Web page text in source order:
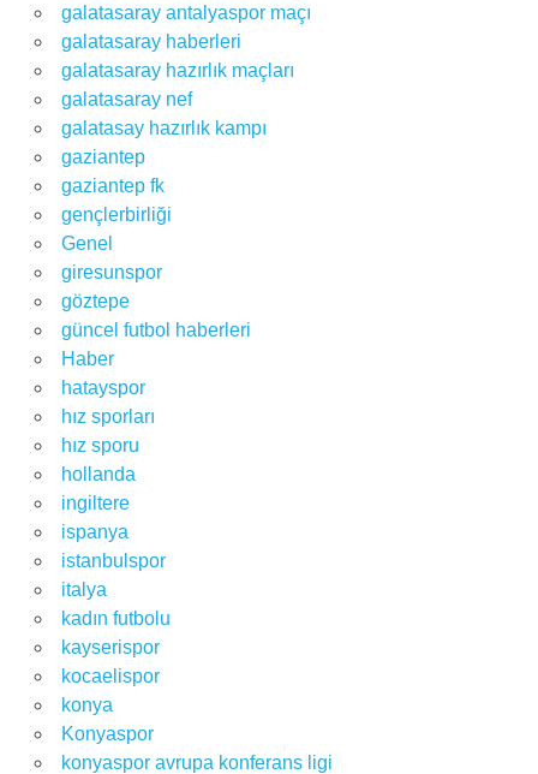
galatasaray antalyaspor maçı
galatasaray haberleri
galatasaray hazırlık maçları
galatasaray nef
galatasay hazırlık kampı
gaziantep
gaziantep fk
gençlerbirliği
Genel
giresunspor
göztepe
güncel futbol haberleri
Haber
hatayspor
hız sporları
hız sporu
hollanda
ingiltere
ispanya
istanbulspor
italya
kadın futbolu
kayserispor
kocaelispor
konya
Konyaspor
konyaspor avrupa konferans ligi